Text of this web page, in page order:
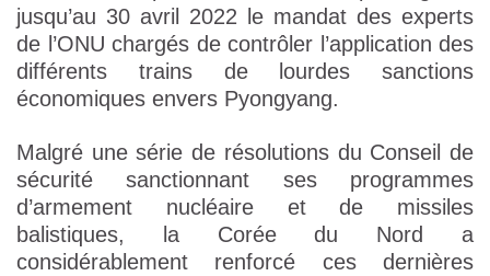
jusqu’au 30 avril 2022 le mandat des experts
de l’ONU chargés de contrôler l’application des
différents trains de lourdes sanctions
économiques envers Pyongyang.
Malgré une série de résolutions du Conseil de
sécurité sanctionnant ses programmes
d’armement nucléaire et de missiles
balistiques, la Corée du Nord a
considérablement renforcé ces dernières